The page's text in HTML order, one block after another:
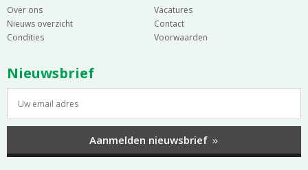
Over ons
Vacatures
Nieuws overzicht
Contact
Condities
Voorwaarden
Nieuwsbrief
Aanmelden nieuwsbrief